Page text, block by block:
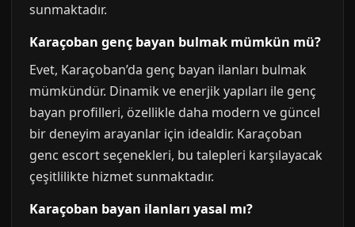
sunmaktadır.
Karaçoban genç bayan bulmak mümkün mü?
Evet, Karaçoban’da genç bayan ilanları bulmak
mümkündür. Dinamik ve enerjik yapıları ile genç
bayan profilleri, özellikle daha modern ve güncel
bir deneyim arayanlar için idealdir. Karaçoban
genc escort seçenekleri, bu talepleri karşılayacak
çeşitlilikte hizmet sunmaktadır.
Karaçoban bayan ilanları yasal mı?